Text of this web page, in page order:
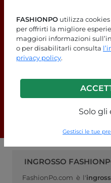
FASHIONPO utilizza
per offrirti la migliore
maggiori informazioni
o per disabilitarli consulta
privacy policy.
Solo gli
Gestisci le tue
Stai cercando
Dai un'occhiata
INGROSSO
FashionPo.com è l'